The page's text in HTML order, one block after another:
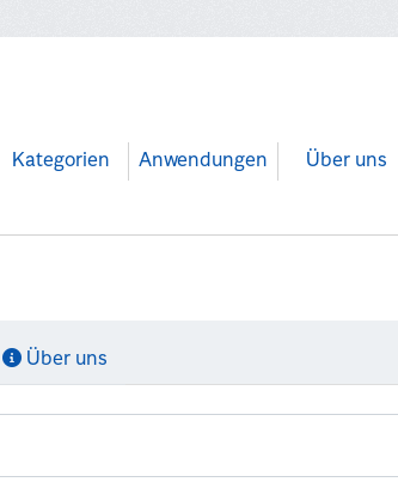
Kategorien Anwendungen Über uns
Über uns